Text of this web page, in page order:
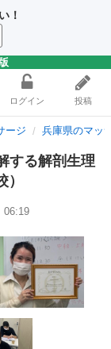
！
ログイン 投稿
ージ 兵庫県のマッ
する解剖生理
06:19